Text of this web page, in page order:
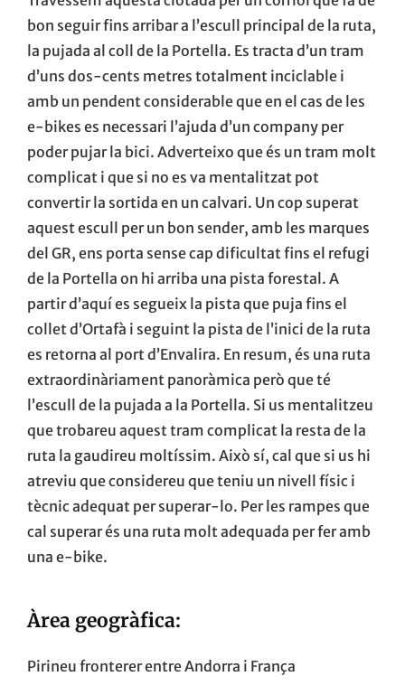
bon seguir fins arribar a l’escull principal de la ruta,
la pujada al coll de la Portella. Es tracta d’un tram
d’uns dos-cents metres totalment inciclable i
amb un pendent considerable que en el cas de les
e-bikes es necessari l’ajuda d’un company per
poder pujar la bici. Adverteixo que és un tram molt
complicat i que si no es va mentalitzat pot
convertir la sortida en un calvari. Un cop superat
aquest escull per un bon sender, amb les marques
del GR, ens porta sense cap dificultat fins el refugi
de la Portella on hi arriba una pista forestal. A
partir d’aquí es segueix la pista que puja fins el
collet d’Ortafà i seguint la pista de l’inici de la ruta
es retorna al port d’Envalira. En resum, és una ruta
extraordinàriament panoràmica però que té
l’escull de la pujada a la Portella. Si us mentalitzeu
que trobareu aquest tram complicat la resta de la
ruta la gaudireu moltíssim. Això sí, cal que si us hi
atreviu que considereu que teniu un nivell físic i
tècnic adequat per superar-lo. Per les rampes que
cal superar és una ruta molt adequada per fer amb
una e-bike.
Àrea geogràfica:
Pirineu fronterer entre Andorra i França